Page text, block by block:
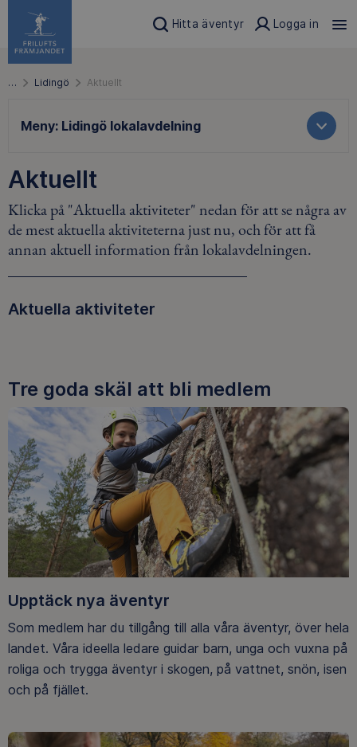
Hitta äventyr Logga in
… Lidingö Aktuellt
Meny: Lidingö lokalavdelning
Aktuellt
Klicka på "Aktuella aktiviteter" nedan för att se några av
de mest aktuella aktiviteterna just nu, och för att få
annan aktuell information från lokalavdelningen.
Aktuella aktiviteter
Tre goda skäl att bli medlem
Upptäck nya äventyr
Som medlem har du tillgång till alla våra äventyr, över hela
landet. Våra ideella ledare guidar barn, unga och vuxna på
roliga och trygga äventyr i skogen, på vattnet, snön, isen
och på fjället.